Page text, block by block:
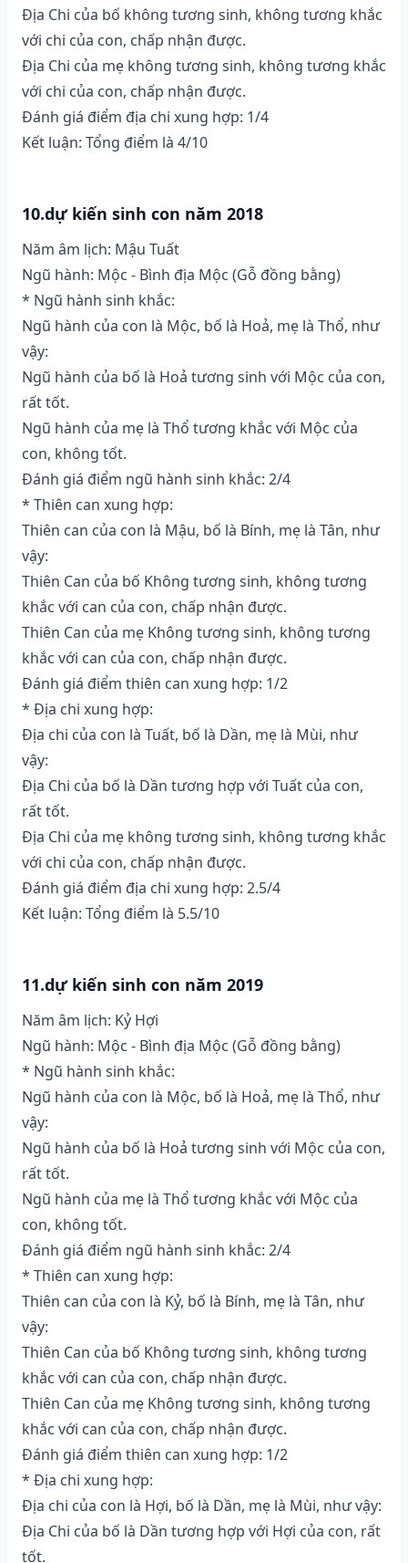
Địa Chi của bố không tương sinh, không tương khắc
với chi của con, chấp nhận được.
Địa Chi của mẹ không tương sinh, không tương khắc
với chi của con, chấp nhận được.
Đánh giá điểm địa chi xung hợp: 1/4
Kết luận: Tổng điểm là 4/10
10.dự kiến sinh con năm 2018
Năm âm lịch: Mậu Tuất
Ngũ hành: Mộc - Bình địa Mộc (Gỗ đồng bằng)
* Ngũ hành sinh khắc:
Ngũ hành của con là Mộc, bố là Hoả, mẹ là Thổ, như
vậy:
Ngũ hành của bố là Hoả tương sinh với Mộc của con,
rất tốt.
Ngũ hành của mẹ là Thổ tương khắc với Mộc của
con, không tốt.
Đánh giá điểm ngũ hành sinh khắc: 2/4
* Thiên can xung hợp:
Thiên can của con là Mậu, bố là Bính, mẹ là Tân, như
vậy:
Thiên Can của bố Không tương sinh, không tương
khắc với can của con, chấp nhận được.
Thiên Can của mẹ Không tương sinh, không tương
khắc với can của con, chấp nhận được.
Đánh giá điểm thiên can xung hợp: 1/2
* Địa chi xung hợp:
Địa chi của con là Tuất, bố là Dần, mẹ là Mùi, như
vậy:
Địa Chi của bố là Dần tương hợp với Tuất của con,
rất tốt.
Địa Chi của mẹ không tương sinh, không tương khắc
với chi của con, chấp nhận được.
Đánh giá điểm địa chi xung hợp: 2.5/4
Kết luận: Tổng điểm là 5.5/10
11.dự kiến sinh con năm 2019
Năm âm lịch: Kỷ Hợi
Ngũ hành: Mộc - Bình địa Mộc (Gỗ đồng bằng)
* Ngũ hành sinh khắc:
Ngũ hành của con là Mộc, bố là Hoả, mẹ là Thổ, như
vậy:
Ngũ hành của bố là Hoả tương sinh với Mộc của con,
rất tốt.
Ngũ hành của mẹ là Thổ tương khắc với Mộc của
con, không tốt.
Đánh giá điểm ngũ hành sinh khắc: 2/4
* Thiên can xung hợp:
Thiên can của con là Kỷ, bố là Bính, mẹ là Tân, như
vậy:
Thiên Can của bố Không tương sinh, không tương
khắc với can của con, chấp nhận được.
Thiên Can của mẹ Không tương sinh, không tương
khắc với can của con, chấp nhận được.
Đánh giá điểm thiên can xung hợp: 1/2
* Địa chi xung hợp:
Địa chi của con là Hợi, bố là Dần, mẹ là Mùi, như vậy:
Địa Chi của bố là Dần tương hợp với Hợi của con, rất
tốt.